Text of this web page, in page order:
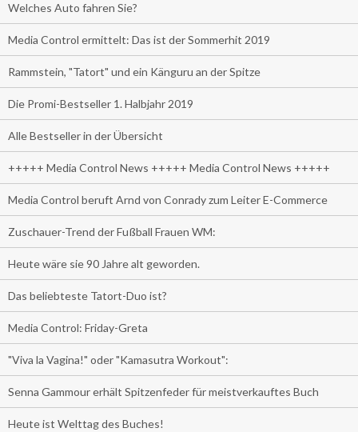
Welches Auto fahren Sie?
Media Control ermittelt: Das ist der Sommerhit 2019
Rammstein, "Tatort" und ein Känguru an der Spitze
Die Promi-Bestseller 1. Halbjahr 2019
Alle Bestseller in der Übersicht
+++++ Media Control News +++++ Media Control News +++++
Media Control beruft Arnd von Conrady zum Leiter E-Commerce
Zuschauer-Trend der Fußball Frauen WM:
Heute wäre sie 90 Jahre alt geworden.
Das beliebteste Tatort-Duo ist?
Media Control: Friday-Greta
"Viva la Vagina!" oder "Kamasutra Workout":
Senna Gammour erhält Spitzenfeder für meistverkauftes Buch
Heute ist Welttag des Buches!